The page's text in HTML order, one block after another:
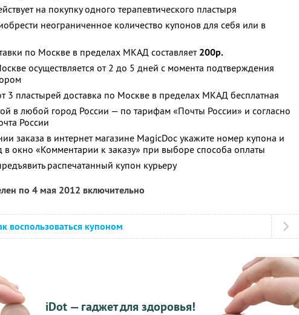
на покупку одного терапевтического пластыря
неограниченное количество купонов для себя или в
по Москве в пределах МКАД составляет 200р.
осуществляется от 2 до 5 дней с момента подтверждения
3 пластырей доставка по Москве в пределах МКАД бесплатная
в любой город России — по тарифам «Почты России» и согласно
России
заказа в интернет магазине MagicDoc укажите номер купона и
в окно «Комментарии к заказу» при выборе способа оплаты
распечатанный купон курьеру
по 4 мая 2012 включительно
воспользоваться купоном
iDot — гаджет для здоровья!